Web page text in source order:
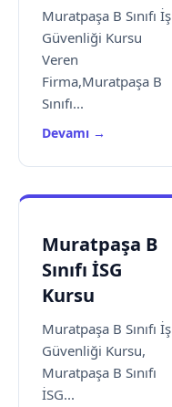
Muratpaşa B Sınıfı İş
Güvenliği Kursu
Veren
Firma,Muratpaşa B
Sınıfı...
Devamı →
Muratpaşa B
Sınıfı İSG
Kursu
Muratpaşa B Sınıfı İş
Güvenliği Kursu,
Muratpaşa B Sınıfı
İSG...